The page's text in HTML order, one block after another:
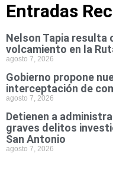
Entradas
Nelson Tapia resulta
volcamiento en la
agosto 7, 2026
Gobierno propone
interceptación de
agosto 7, 2026
Detienen a
graves delitos
San Antonio
agosto 7, 2026